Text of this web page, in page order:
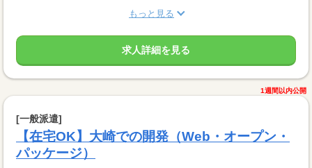
もっと見る
求人詳細を見る
1週間以内公開
[一般派遣]
【在宅OK】大崎での開発（Web・オープン・
パッケージ）